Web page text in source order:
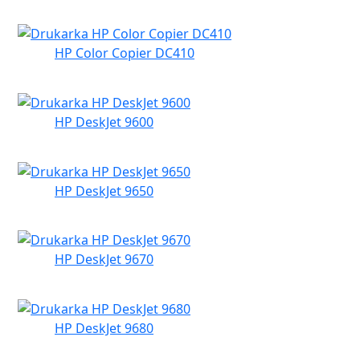
HP Color Copier DC410
HP DeskJet 9600
HP DeskJet 9650
HP DeskJet 9670
HP DeskJet 9680